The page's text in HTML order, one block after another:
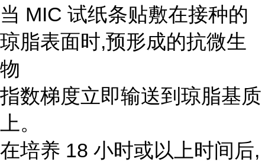
当 MIC 试纸条贴敷在接种的
琼脂表面时,预形成的抗微生
物
指数梯度立即输送到琼脂基质
上。
在培养 18 小时或以上时间后,